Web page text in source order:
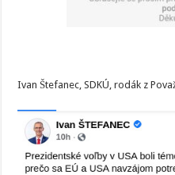
Ivan Štefanec, SDKÚ, rodák z